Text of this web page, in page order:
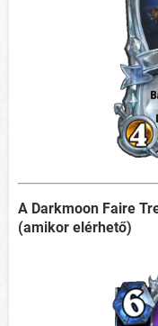
A Darkmoon Faire
(amikor elérhető)